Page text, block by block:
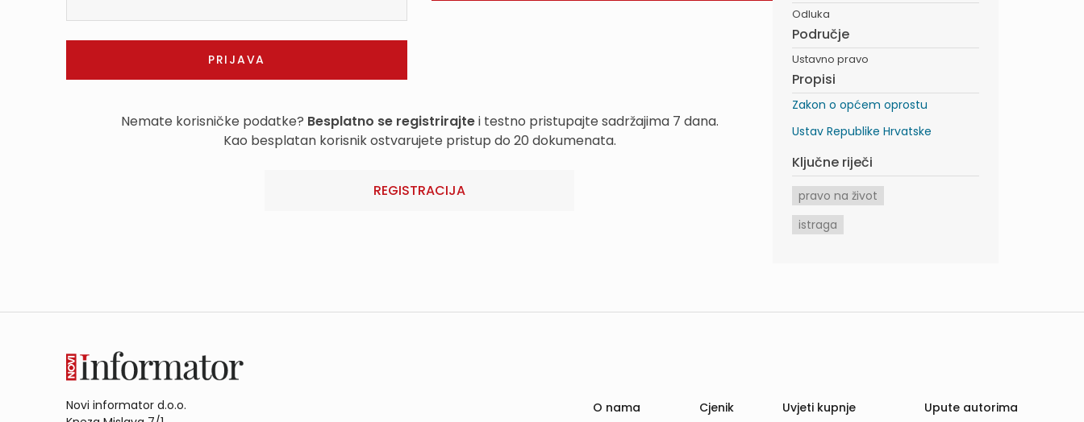
Nemate korisničke podatke? Besplatno se registrirajtei testno pristupajte sadržajima 7 dana.
Kao besplatan korisnik ostvarujete pristup do 20 dokumenata.
REGISTRACIJA
Odluka
Područje
Ustavno pravo
Propisi
Zakon o općem oprostu
Ustav Republike Hrvatske
Ključne riječi
pravo na život
istraga
Novi informator d.o.o.
O nama Cjenik Uvjeti kupnje Upute autorima